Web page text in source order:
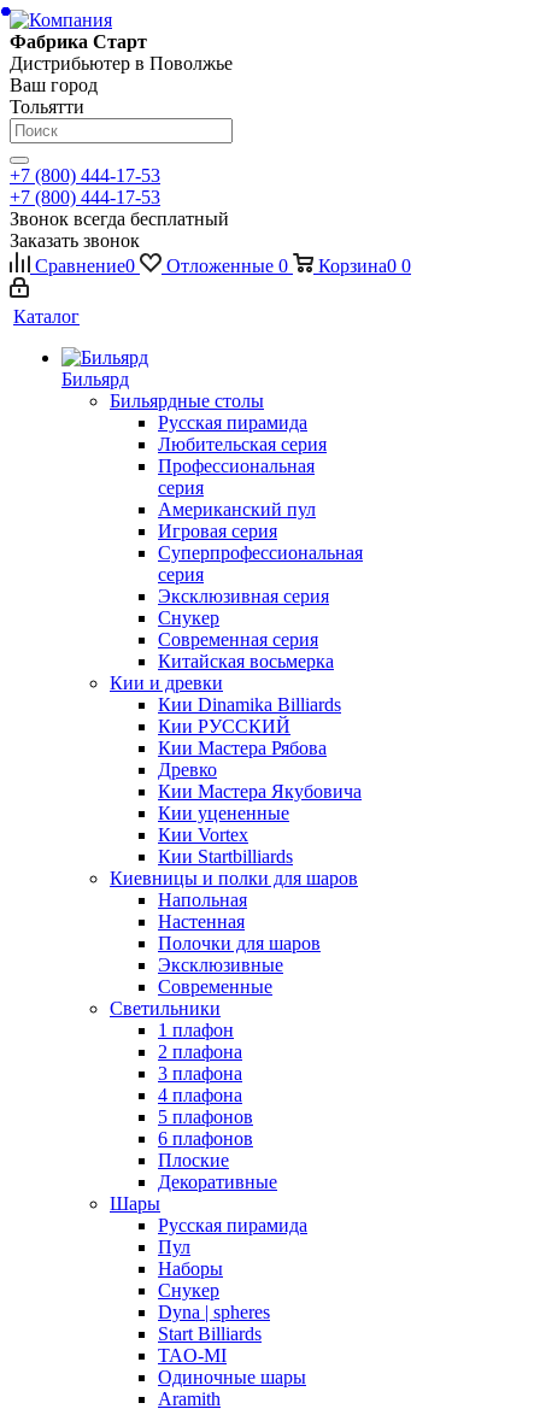
Фабрика Старт
Дистрибьютер в Поволжье
Ваш город
Тольятти
+7 (800) 444-17-53
+7 (800) 444-17-53
Звонок всегда бесплатный
Заказать звонок
Сравнение0 Отложенные 0 Корзина0 0
Каталог
Бильярд
Бильярдные столы
Русская пирамида
Любительская серия
Профессиональная
серия
Американский пул
Игровая серия
Суперпрофессиональная
серия
Эксклюзивная серия
Снукер
Современная серия
Китайская восьмерка
Кии и древки
Кии Dinamika Billiards
Кии РУССКИЙ
Кии Мастера Рябова
Древко
Кии Мастера Якубовича
Кии уцененные
Кии Vortex
Кии Startbilliards
Киевницы и полки для шаров
Напольная
Настенная
Полочки для шаров
Эксклюзивные
Современные
Светильники
1 плафон
2 плафона
3 плафона
4 плафона
5 плафонов
6 плафонов
Плоские
Декоративные
Шары
Русская пирамида
Пул
Наборы
Снукер
Dyna | spheres
Start Billiards
TAO-MI
Одиночные шары
Aramith